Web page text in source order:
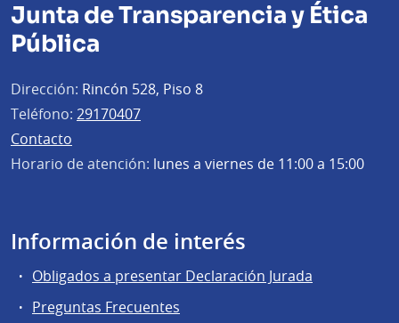
Junta de Transparencia y Ética
Pública
Dirección: Rincón 528, Piso 8
Teléfono: 29170407
Contacto
Horario de atención: lunes a viernes de 11:00 a 15:00
Información de interés
Obligados a presentar Declaración Jurada
Preguntas Frecuentes